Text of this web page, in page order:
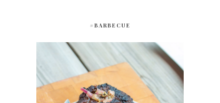
#BARBECUE